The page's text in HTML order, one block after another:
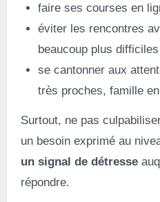
faire ses courses en
éviter les rencontres
beaucoup plus
se cantonner aux
très proches, famille
Surtout, ne pas
un besoin exprimé au
un signal de détresse
répondre.